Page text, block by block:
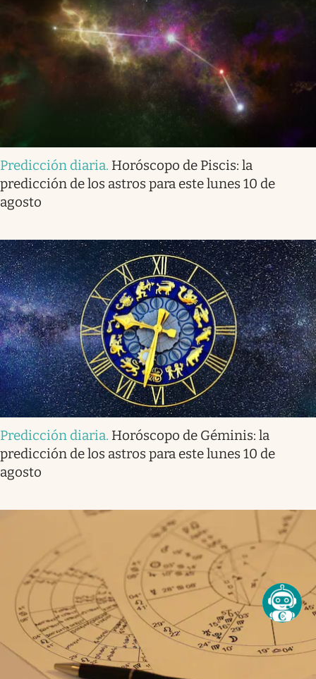
Predicción diaria. Horóscopo de Piscis: la
predicción de los astros para este lunes 10 de
agosto
Predicción diaria. Horóscopo de Géminis: la
predicción de los astros para este lunes 10 de
agosto